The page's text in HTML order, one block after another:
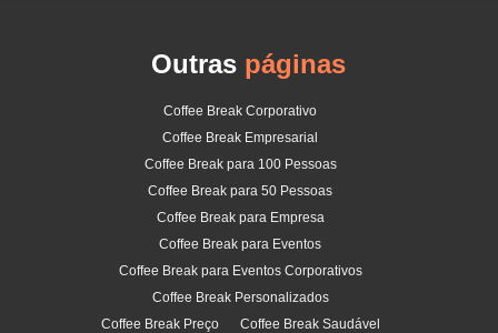
Outras páginas
Coffee Break Corporativo
Coffee Break Empresarial
Coffee Break para 100 Pessoas
Coffee Break para 50 Pessoas
Coffee Break para Empresa
Coffee Break para Eventos
Coffee Break para Eventos Corporativos
Coffee Break Personalizados
Coffee Break Preço
Coffee Break Saudável